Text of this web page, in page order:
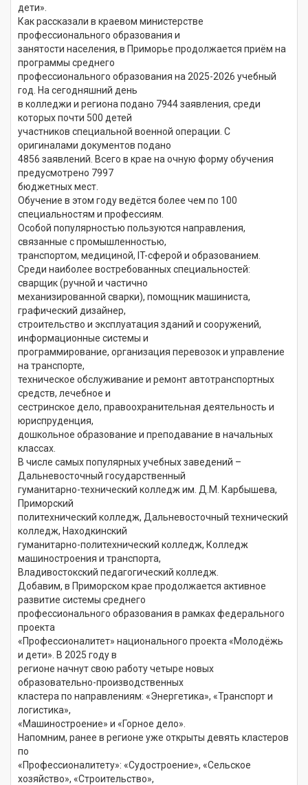
дети».
Как рассказали в краевом министерстве
профессионального образования и
занятости населения, в Приморье продолжается приём на
программы среднего
профессионального образования на 2025-2026 учебный
год. На сегодняшний день
в колледжи и региона подано 7944 заявления, среди
которых почти 500 детей
участников специальной военной операции. С
оригиналами документов подано
4856 заявлений. Всего в крае на очную форму обучения
предусмотрено 7997
бюджетных мест.
Обучение в этом году ведётся более чем по 100
специальностям и профессиям.
Особой популярностью пользуются направления,
связанные с промышленностью,
транспортом, медициной, IT-сферой и образованием.
Среди наиболее востребованных специальностей:
сварщик (ручной и частично
механизированной сварки), помощник машиниста,
графический дизайнер,
строительство и эксплуатация зданий и сооружений,
информационные системы и
программирование, организация перевозок и управление
на транспорте,
техническое обслуживание и ремонт автотранспортных
средств, лечебное и
сестринское дело, правоохранительная деятельность и
юриспруденция,
дошкольное образование и преподавание в начальных
классах.
В числе самых популярных учебных заведений –
Дальневосточный государственный
гуманитарно-технический колледж им. Д.М. Карбышева,
Приморский
политехнический колледж, Дальневосточный технический
колледж, Находкинский
гуманитарно-политехнический колледж, Колледж
машиностроения и транспорта,
Владивостокский педагогический колледж.
Добавим, в Приморском крае продолжается активное
развитие системы среднего
профессионального образования в рамках федерального
проекта
«Профессионалитет» национального проекта «Молодёжь
и дети». В 2025 году в
регионе начнут свою работу четыре новых
образовательно-производственных
кластера по направлениям: «Энергетика», «Транспорт и
логистика»,
«Машиностроение» и «Горное дело».
Напомним, ранее в регионе уже открыты девять кластеров
по
«Профессионалитету»: «Судостроение», «Сельское
хозяйство», «Строительство»,